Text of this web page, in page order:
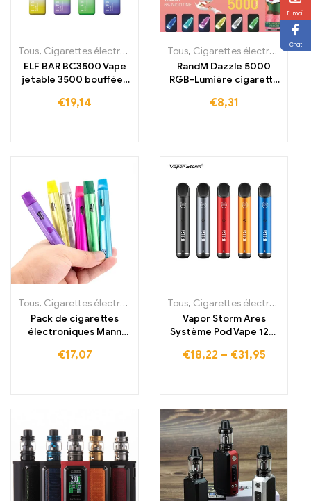
Tous, Cigarettes électroniques jetables ,Cigarettes électroniques
ELF BAR BC3500 Vape
jetable 3500 bouffées
€19,14
Tous, Cigarettes électroniques jetables
RandM Dazzle 5000
RGB-Lumière cigarette
Acheter 5000 bouffées
€8,31
Tous, Cigarettes électroniques jetables en Lituanie ,Cigarettes
Pack de cigarettes
électroniques Mann
démarrage Batterie
€17,07
Tous, Cigarettes électroniques jetables
Vapor Storm Ares
Système Pod Vape 12W
rechargeable
€18,22 – €31,95
E-mail
Chat